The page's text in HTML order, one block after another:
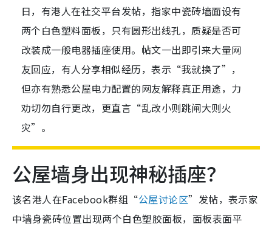
日，有港人在社交平台发帖，指家中瓷砖墙面设有
两个白色塑料面板，只有圆形出线孔，质疑是否可
改装成一般电器插座使用。帖文一出即引来大量网
友回应，有人分享相似经历，表示“我就换了”，
但亦有熟悉公屋电力配置的网友解释真正用途，力
劝切勿自行更改，更直言“乱改小则跳闸大则火
灾”。
公屋墙身出现神秘插座？
该名港人在Facebook群组“公屋讨论区”发帖，表示家
中墙身瓷砖位置出现两个白色塑胶面板，面板表面平